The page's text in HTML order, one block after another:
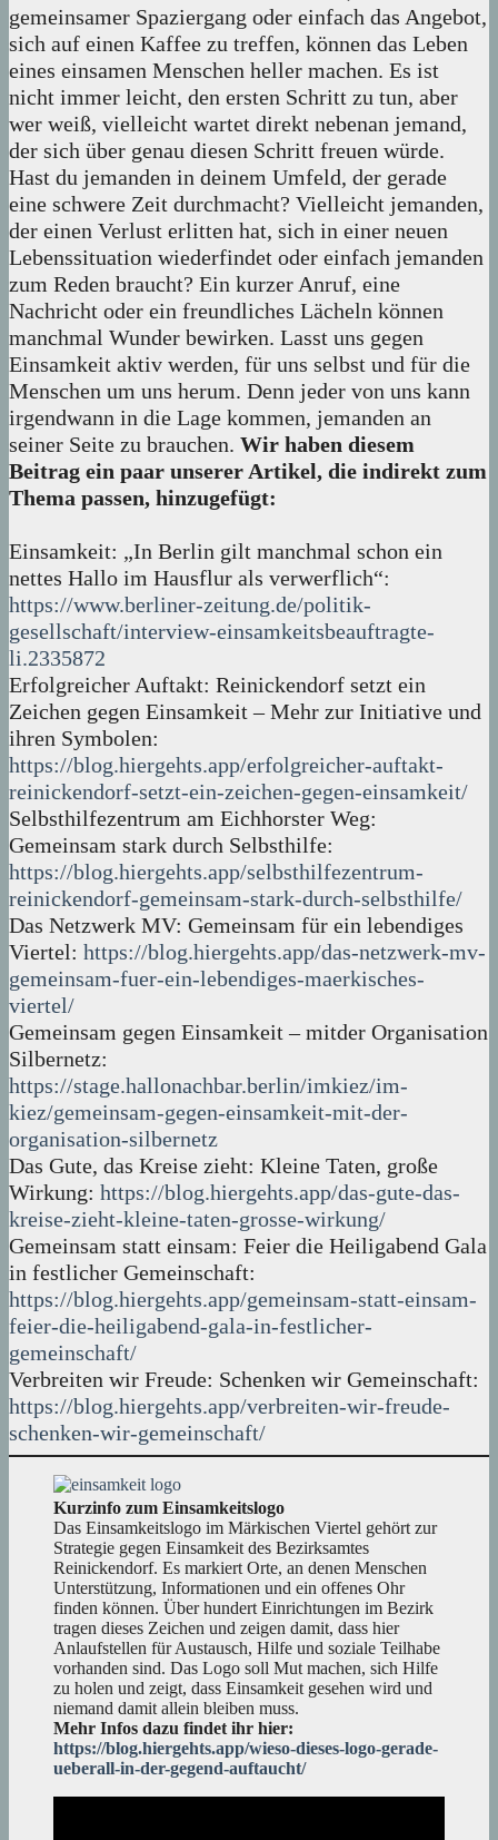
gemeinsamer Spaziergang oder einfach das Angebot,
sich auf einen Kaffee zu treffen, können das Leben
eines einsamen Menschen heller machen. Es ist
nicht immer leicht, den ersten Schritt zu tun, aber
wer weiß, vielleicht wartet direkt nebenan jemand,
der sich über genau diesen Schritt freuen würde.
Hast du jemanden in deinem Umfeld, der gerade
eine schwere Zeit durchmacht? Vielleicht jemanden,
der einen Verlust erlitten hat, sich in einer neuen
Lebenssituation wiederfindet oder einfach jemanden
zum Reden braucht? Ein kurzer Anruf, eine
Nachricht oder ein freundliches Lächeln können
manchmal Wunder bewirken. Lasst uns gegen
Einsamkeit aktiv werden, für uns selbst und für die
Menschen um uns herum. Denn jeder von uns kann
irgendwann in die Lage kommen, jemanden an
seiner Seite zu brauchen. Wir haben diesem
Beitrag ein paar unserer Artikel, die indirekt zum
Thema passen, hinzugefügt:
Einsamkeit: „In Berlin gilt manchmal schon ein
nettes Hallo im Hausflur als verwerflich“:
https://www.berliner-zeitung.de/politik-
gesellschaft/interview-einsamkeitsbeauftragte-
li.2335872
Erfolgreicher Auftakt: Reinickendorf setzt ein
Zeichen gegen Einsamkeit – Mehr zur Initiative und
ihren Symbolen:
https://blog.hiergehts.app/erfolgreicher-auftakt-
reinickendorf-setzt-ein-zeichen-gegen-einsamkeit/
Selbsthilfezentrum am Eichhorster Weg:
Gemeinsam stark durch Selbsthilfe:
https://blog.hiergehts.app/selbsthilfezentrum-
reinickendorf-gemeinsam-stark-durch-selbsthilfe/
Das Netzwerk MV: Gemeinsam für ein lebendiges
Viertel: https://blog.hiergehts.app/das-netzwerk-mv-
gemeinsam-fuer-ein-lebendiges-maerkisches-
viertel/
Gemeinsam gegen Einsamkeit – mitder Organisation
Silbernetz:
https://stage.hallonachbar.berlin/imkiez/im-
kiez/gemeinsam-gegen-einsamkeit-mit-der-
organisation-silbernetz
Das Gute, das Kreise zieht: Kleine Taten, große
Wirkung: https://blog.hiergehts.app/das-gute-das-
kreise-zieht-kleine-taten-grosse-wirkung/
Gemeinsam statt einsam: Feier die Heiligabend Gala
in festlicher Gemeinschaft:
https://blog.hiergehts.app/gemeinsam-statt-einsam-
feier-die-heiligabend-gala-in-festlicher-
gemeinschaft/
Verbreiten wir Freude: Schenken wir Gemeinschaft:
https://blog.hiergehts.app/verbreiten-wir-freude-
schenken-wir-gemeinschaft/
Kurzinfo zum Einsamkeitslogo
Das Einsamkeitslogo im Märkischen Viertel gehört zur
Strategie gegen Einsamkeit des Bezirksamtes
Reinickendorf. Es markiert Orte, an denen Menschen
Unterstützung, Informationen und ein offenes Ohr
finden können. Über hundert Einrichtungen im Bezirk
tragen dieses Zeichen und zeigen damit, dass hier
Anlaufstellen für Austausch, Hilfe und soziale Teilhabe
vorhanden sind. Das Logo soll Mut machen, sich Hilfe
zu holen und zeigt, dass Einsamkeit gesehen wird und
niemand damit allein bleiben muss.
Mehr Infos dazu findet ihr hier:
https://blog.hiergehts.app/wieso-dieses-logo-gerade-
ueberall-in-der-gegend-auftaucht/